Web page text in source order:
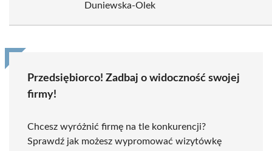
Duniewska-Olek
Przedsiębiorco! Zadbaj o widoczność swojej
firmy!
Chcesz wyróżnić firmę na tle konkurencji?
Sprawdź jak możesz wypromować wizytówkę